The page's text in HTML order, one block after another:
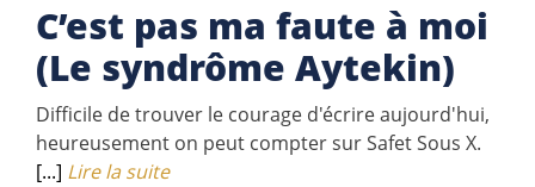
C’est pas ma faute à moi
(Le syndrôme Aytekin)
Difficile de trouver le courage d'écrire aujourd'hui,
heureusement on peut compter sur Safet Sous X.
[...] Lire la suite